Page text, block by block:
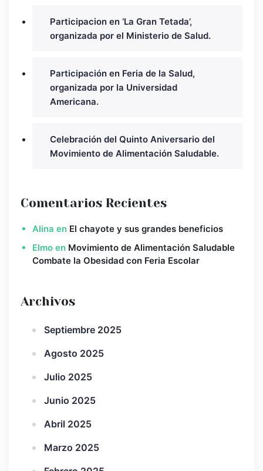
Participacion en ‘La Gran Tetada’,
organizada por el Ministerio de Salud.
Participación en Feria de la Salud,
organizada por la Universidad
Americana.
Celebración del Quinto Aniversario del
Movimiento de Alimentación Saludable.
Comentarios Recientes
Alina en El chayote y sus grandes beneficios
Elmo en Movimiento de Alimentación Saludable
Combate la Obesidad con Feria Escolar
Archivos
Septiembre 2025
Agosto 2025
Julio 2025
Junio 2025
Abril 2025
Marzo 2025